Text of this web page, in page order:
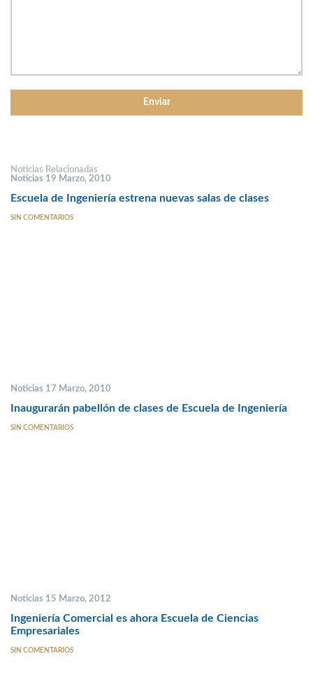
Noticias Relacionadas
Noticias 19 Marzo, 2010
Escuela de Ingeniería estrena nuevas salas de clases
SIN COMENTARIOS
Noticias 17 Marzo, 2010
Inaugurarán pabellón de clases de Escuela de Ingeniería
SIN COMENTARIOS
Noticias 15 Marzo, 2012
Ingeniería Comercial es ahora Escuela de Ciencias
Empresariales
SIN COMENTARIOS